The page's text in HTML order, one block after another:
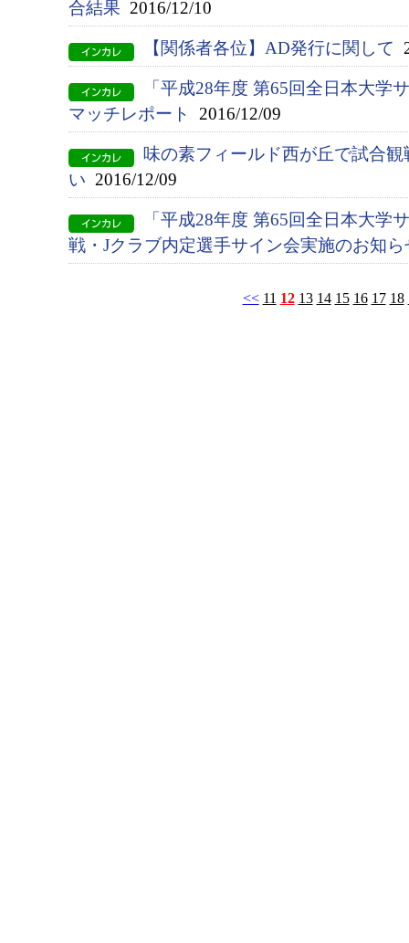
合結果 2016/12/10
【関係者各位】AD発行に関して
「平成28年度 第65回全日本大学
マッチレポート
2016/12/09
味の素フィールド西が丘で試合
い 2016/12/09
「平成28年度 第65回全日本大学
戦・Jクラブ内定選手サイン会実施のお知ら
<< 11 12 13 14 15 16 17 18